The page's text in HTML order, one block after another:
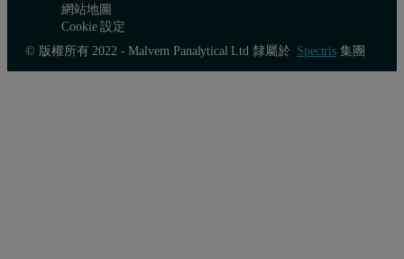
網站地圖
Cookie 設定
© 版權所有 2022 - Malvern Panalytical Ltd 隸屬於 Spectris集團